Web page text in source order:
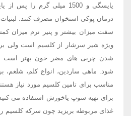
یایسگی و 1500 میلی گرم
درمان پوکی استخوان مصرف کنند. لبنیات
سفت میزان بیشتر و پنیر نرم میزان
ویژه شیر سرشار از کلسیم است ولی
شدن چربی های مضر خون بهتر است
شود. ماهی ساردین، انواع کلم، شلغم،
مناسب برای تامین کلسیم مورد نیاز
برای تهیه سوپ یاخورش استفاده می
غذای مربوطه بریزید چون سرکه کلسیم